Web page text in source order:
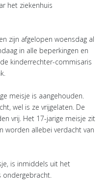
het ziekenhuis
zijn afgelopen woensdag al
in alle beperkingen en
kinderrechter-commisaris
meisje is aangehouden.
wel is ze vrijgelaten. De
vrij. Het 17-jarige meisje zit
worden allebei verdacht van
is inmiddels uit het
ondergebracht.